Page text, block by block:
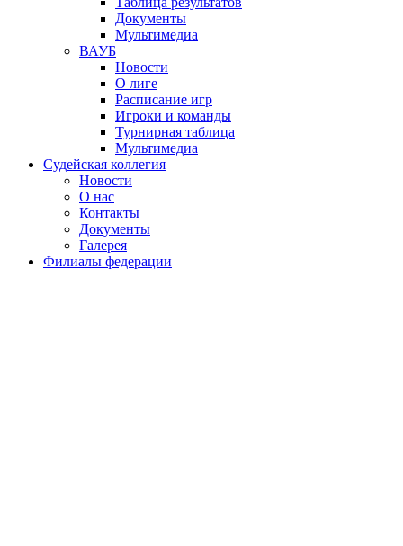
Документы
Мультимедиа
ВАУБ
Новости
О лиге
Расписание игр
Игроки и команды
Турнирная таблица
Мультимедиа
Судейская коллегия
Новости
О нас
Контакты
Документы
Галерея
Филиалы федерации